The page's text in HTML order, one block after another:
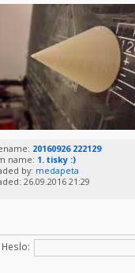
20160926 222129
name: 1. tisky :)
by: medapeta
26.09.2016 21:29
Heslo: